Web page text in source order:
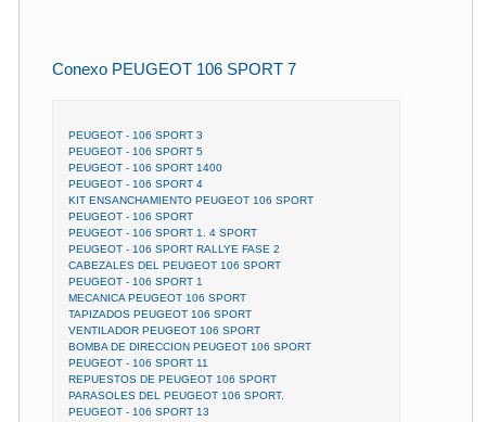
Conexo PEUGEOT 106 SPORT 7
PEUGEOT - 106 SPORT 3
PEUGEOT - 106 SPORT 5
PEUGEOT - 106 SPORT 1400
PEUGEOT - 106 SPORT 4
KIT ENSANCHAMIENTO PEUGEOT 106 SPORT
PEUGEOT - 106 SPORT
PEUGEOT - 106 SPORT 1. 4 SPORT
PEUGEOT - 106 SPORT RALLYE FASE 2
CABEZALES DEL PEUGEOT 106 SPORT
PEUGEOT - 106 SPORT 1
MECANICA PEUGEOT 106 SPORT
TAPIZADOS PEUGEOT 106 SPORT
VENTILADOR PEUGEOT 106 SPORT
BOMBA DE DIRECCION PEUGEOT 106 SPORT
PEUGEOT - 106 SPORT 11
REPUESTOS DE PEUGEOT 106 SPORT
PARASOLES DEL PEUGEOT 106 SPORT.
PEUGEOT - 106 SPORT 13